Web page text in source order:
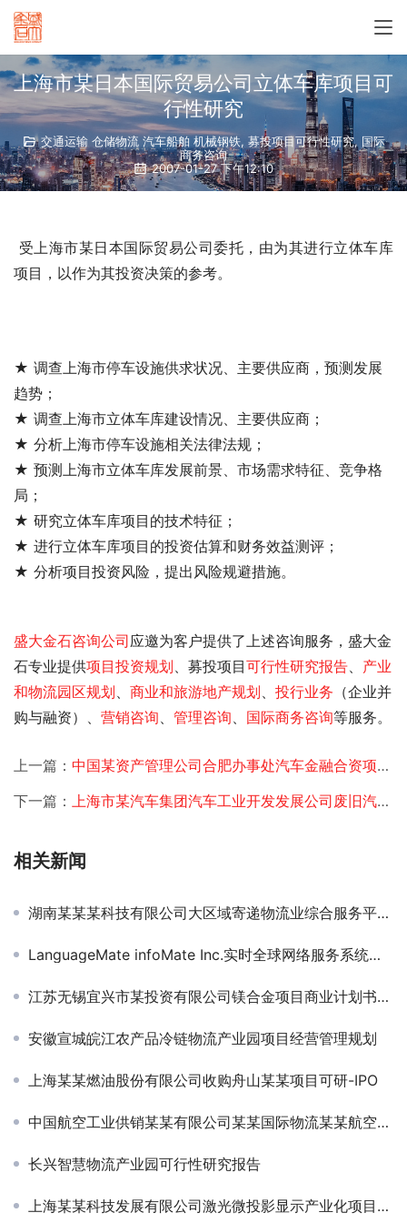
上海市某日本国际贸易公司立体车库项目可
行性研究
交通运输 仓储物流 汽车船舶 机械钢铁, 募投项目可行性研究, 国际
商务咨询
2007-01-27 下午12:10
受上海市某日本国际贸易公司委托，由为其进行立体车库
项目 ，以作为其投资决策的参考。
★ 调查上海市停车设施供求状况、主要供应商，预测发展
趋势；
★ 调查上海市立体车库建设情况、主要供应商；
★ 分析上海市停车设施相关法律法规；
★ 预测上海市立体车库发展前景、市场需求特征、竞争格
局；
★ 研究立体车库项目的技术特征；
★ 进行立体车库项目的投资估算和财务效益测评；
★ 分析项目投资风险，提出风险规避措施。
盛大金石咨询公司应邀为客户提供了上述咨询服务，盛大金
石专业提供项目投资规划、募投项目可行性研究报告、 产业
和物流园区规划、 商业和旅游地产规划、 投行业务 （企业并
购与融资）、 营销咨询、 管理咨询、 国际商务咨询等服务。
上一篇： 中国某资产管理公司合肥办事处汽车金融合资项目可行性研究
下一篇： 上海市某汽车集团汽车工业开发发展公司废旧汽车回收可行性研究
相关新闻
湖南某某某科技有限公司大区域寄递物流业综合服务平台建设项目可行性研究
LanguageMate infoMate Inc.实时全球网络服务系统商业计划书
江苏无锡宜兴市某投资有限公司镁合金项目商业计划书编制
安徽宣城皖江农产品冷链物流产业园项目经营管理规划
上海某某燃油股份有限公司收购舟山某某项目可研-IPO
中国航空工业供销某某有限公司某某国际物流某某航空物流基地可行性研究
长兴智慧物流产业园可行性研究报告
上海某某科技发展有限公司激光微投影显示产业化项目可研